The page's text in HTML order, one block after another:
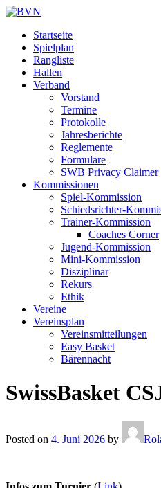
Startseite
Spielplan
Rangliste
Hallen
Verband
Vorstand
Termine
Protokolle
Jahresberichte
Reglemente
Formulare
SWB Privacy Claimer
Kommissionen
Spiel-Kommission
Schiedsrichter-
Trainer-Kommission
Coaches Corner
Jugend-Kommission
Mini-Kommission
Disziplinar
Rekurs
Ethik
Vereine
Vereinsplan
Vereinsmitteilungen
Easy Basket
Bärennacht
SwissBasket
Posted on 4. Juni 2026 by